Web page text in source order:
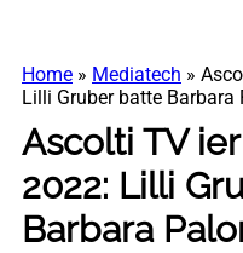
Home » Mediatech »
Lilli Gruber batte Barbara
Ascolti TV
2022: Lilli
Barbara